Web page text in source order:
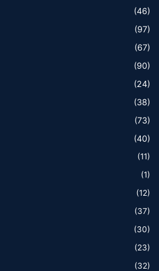
(46)
(97)
(67)
(90)
(24)
(38)
(73)
(40)
(11)
(1)
(12)
(37)
(30)
(23)
(32)